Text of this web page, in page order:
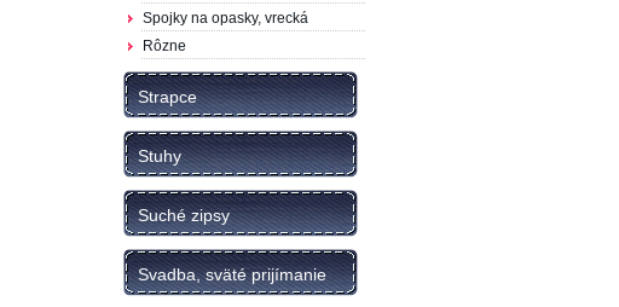
Spojky na opasky, vrecká
Rôzne
Strapce
Stuhy
Suché zipsy
Svadba, sväté prijímanie